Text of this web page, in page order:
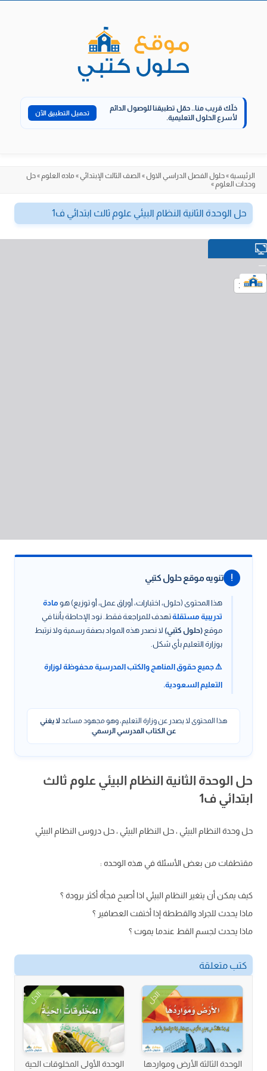
خلّك قريب منا.. حمّل تطبيقنا للوصول الدائم
لأسرع الحلول التعليمية.
تحميل التطبيق الآن
الرئيسية»حلول الفصل الدراسي الاول» الصف الثالث الإبتدائي» ماده العلوم »حل
وحدات العلوم »
حل الوحدة الثانية النظام البيئي علوم ثالث ابتدائي ف1
! تنويه موقع حلول كتبي
هذا المحتوى (حلول، اختبارات، أوراق عمل، أو توزيع) هو مادة
تدريبية مستقلةتهدف للمراجعة فقط. نود الإحاطة بأننا في
موقع (حلول كتبي) لا نصدر هذه المواد بصفة رسمية ولا نرتبط
بوزارة التعليم بأي شكل.
⚠️ جميع حقوق المناهج والكتب المدرسية محفوظة لوزارة
التعليم السعودية.
هذا المحتوى لا يصدر عن وزارة التعليم، وهو مجهود مساعدلا يغني
عن الكتاب المدرسي الرسمي.
حل الوحدة الثانية النظام البيئي علوم ثالث
ابتدائي ف1
حل وحدة النظام البيئي ، حل النظام البيئي ، حل دروس النظام البيئي
مقتطفات من بعض الأسئلة في هذه الوحده :
كيف يمكن أن يتغير النظام البيئي اذا أصبح فجأة أكثر برودة ؟
ماذا يحدث للجراد والقططة إذا أختفت العصافير ؟
ماذا يحدث لجسم القط عندما يموت ؟
كتب متعلقة
الحل
الوحدة الثالثة الأرض ومواردها
الحل
الوحدة الأولى المخلوقات الحية